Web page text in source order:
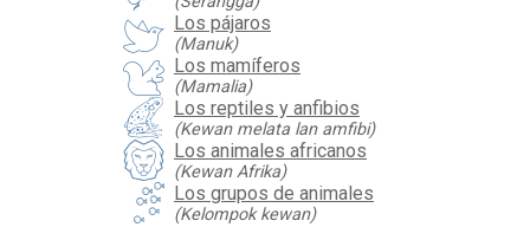
Los pájaros
(Manuk)
Los mamíferos
(Mamalia)
Los reptiles y anfibios
(Kewan melata lan amfibi)
Los animales africanos
(Kewan Afrika)
Los grupos de animales
(Kelompok kewan)